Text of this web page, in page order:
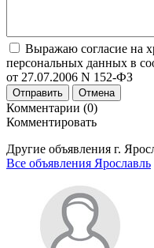
Выражаю согласие на
персональных данных в
от 27.07.2006 N 152-ФЗ
Отправить Отмена
Комментарии (0)
Комментировать
Другие объявления г.
Все объявления Ярославль